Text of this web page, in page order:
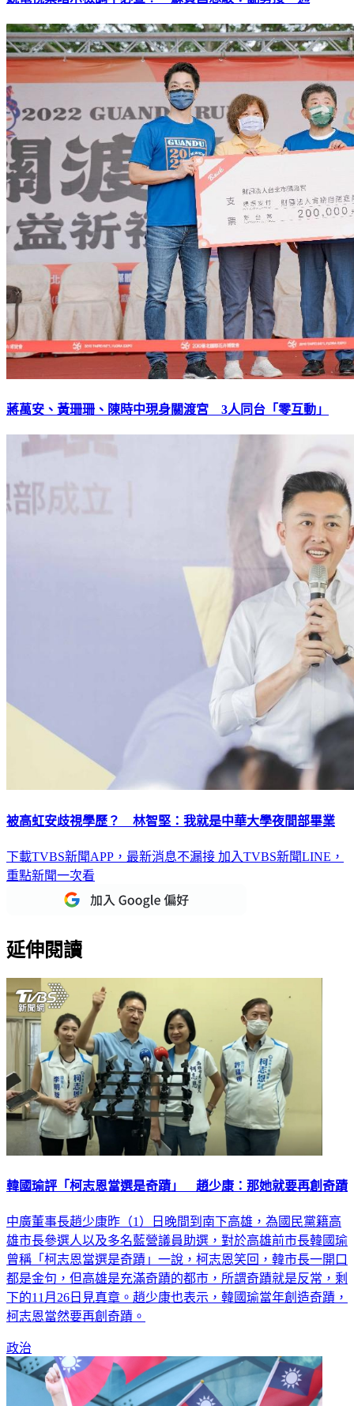
蔣萬安、黃珊珊、陳時中現身關渡宮 3人同台「零互動」
被高虹安歧視學歷？ 林智堅：我就是中華大學夜間部畢業
下載TVBS新聞APP，最新消息不漏接 加入TVBS新聞LINE，
重點新聞一次看
延伸閱讀
韓國瑜評「柯志恩當選是奇蹟」 趙少康：那她就要再創奇蹟
中廣董事長趙少康昨（1）日晚間到南下高雄，為國民黨籍高
雄市長參選人以及多名藍營議員助選，對於高雄前市長韓國瑜
曾稱「柯志恩當選是奇蹟」一說，柯志恩笑回，韓市長一開口
都是金句，但高雄是充滿奇蹟的都市，所謂奇蹟就是反常，剩
下的11月26日見真章。趙少康也表示，韓國瑜當年創造奇蹟，
柯志恩當然要再創奇蹟。
政治